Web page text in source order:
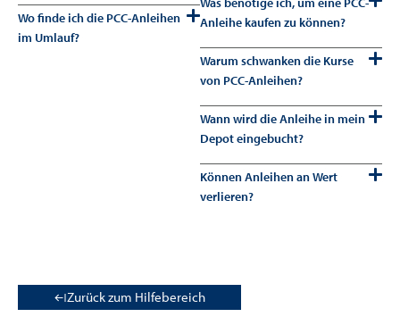
Wo finde ich die PCC-Anleihen
im Umlauf?
Anleihe kaufen zu können?
Warum schwanken die Kurse
von PCC-Anleihen?
Wann wird die Anleihe in mein
Depot eingebucht?
Können Anleihen an Wert
verlieren?
Zurück zum Hilfebereich